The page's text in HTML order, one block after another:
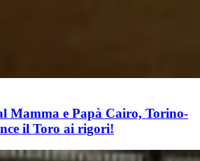
Mamma e Papà Cairo, Torino-
il Toro ai rigori!